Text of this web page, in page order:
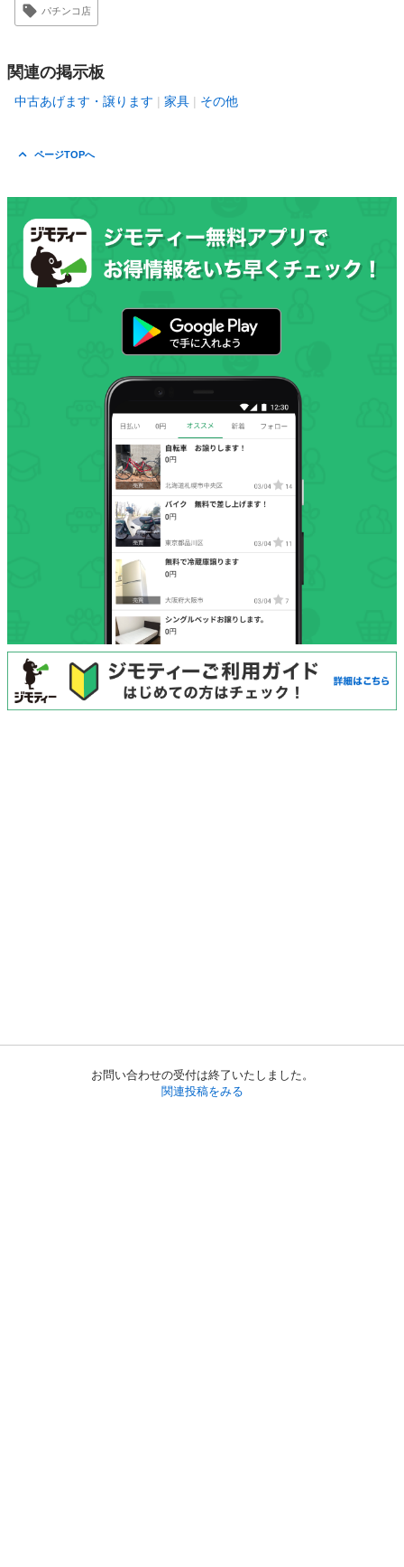
お問い合わせの受付は終了いたしました。
関連投稿をみる
パチンコ店
関連の掲示板
中古あげます・譲ります 家具 その他
ページTOPへ